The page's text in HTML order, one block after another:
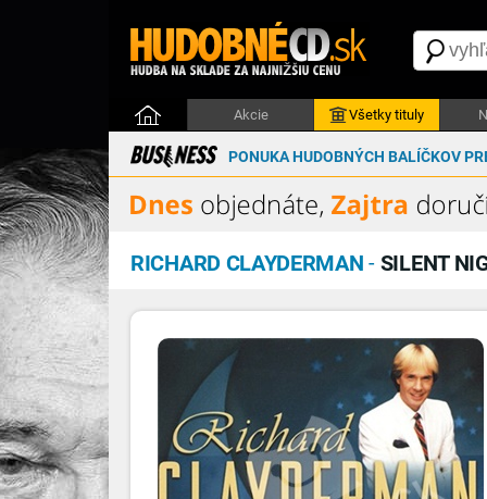
Akcie Všetky tituly
PONUKA HUDOBNÝCH BALÍČKOV
RICHARD CLAYDERMAN - SILENT